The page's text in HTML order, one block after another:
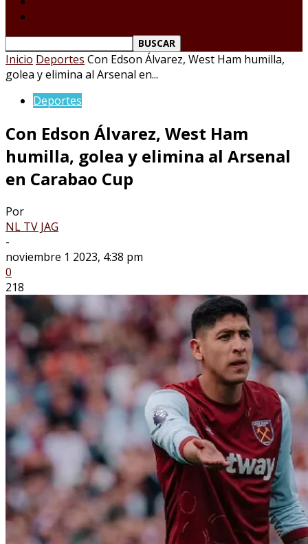
Inicio Deportes Con Edson Álvarez, West Ham humilla,
golea y elimina al Arsenal en...
Deportes
Con Edson Álvarez, West Ham
humilla, golea y elimina al Arsenal
en Carabao Cup
Por
NL TV JAG
-
noviembre 1 2023, 4:38 pm
0
218